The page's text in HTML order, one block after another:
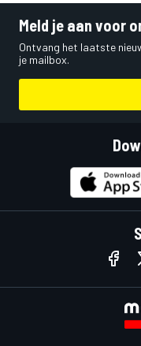
Meld je aan voor
Ontvang het laatste
je mailbox.